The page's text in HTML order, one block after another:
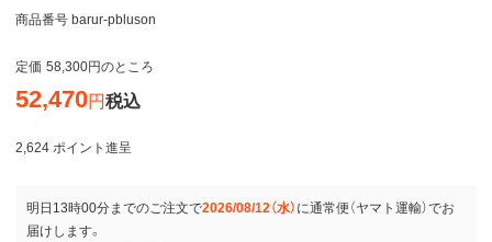
商品番号 barur-pbluson
定価 58,300 のところ
52,470 税込
2,624 ポイント進呈
明日 13時00分までのご注文で2026/08/12（水） に通常便（ヤマト運輸）でお
届けします。